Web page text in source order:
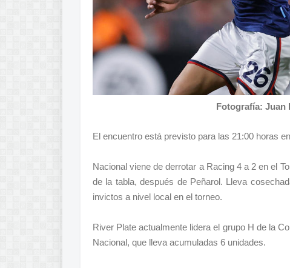
Fotografía: Juan
El encuentro está previsto para las 21:00 horas
Nacional viene de derrotar a Racing 4 a 2 en el
de la tabla, después de Peñarol. Lleva
invictos a nivel local en el torneo.
River Plate actualmente lidera el grupo H de la
Nacional, que lleva acumuladas 6 unidades.